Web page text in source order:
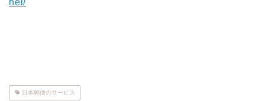
hei/
日本郵便のサービス